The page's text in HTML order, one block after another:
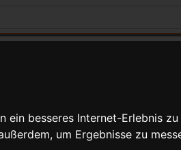
besseres Internet-Erlebnis
um Ergebnisse zu